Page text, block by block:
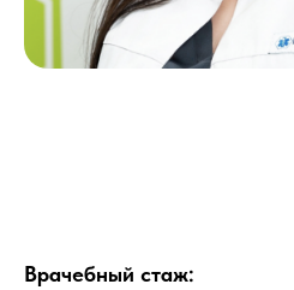
Врачебный стаж: